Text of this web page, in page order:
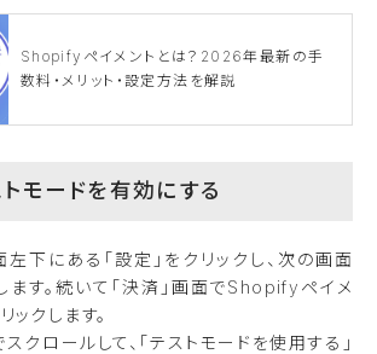
Shopifyペイメントとは？2026年最新の手
数料・メリット・設定方法を解説
トモードを有効にする
下にある「設定」をクリックし、次の画面
ます。続いて「決済」画面でShopifyペイメ
ックします。
クロールして、「テストモードを使用する」